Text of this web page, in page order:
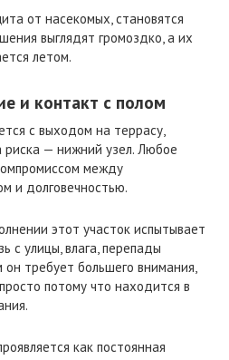
от насекомых, становятся
выглядят громоздко, а их
летом.
и контакт с полом
с выходом на террасу,
риска — нижний узел. Любое
между
и долговечностью.
этот участок испытывает
с улицы, влага, перепады
требует большего внимания,
потому что находится в
как постоянная